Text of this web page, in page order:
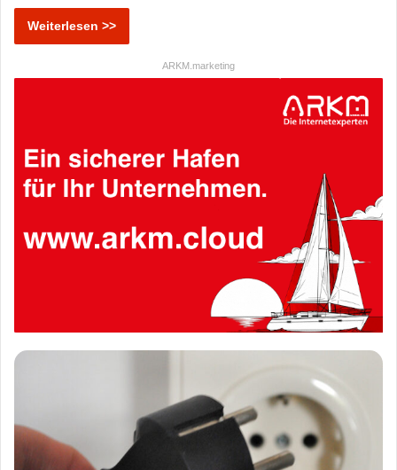
Weiterlesen >>
ARKM.marketing